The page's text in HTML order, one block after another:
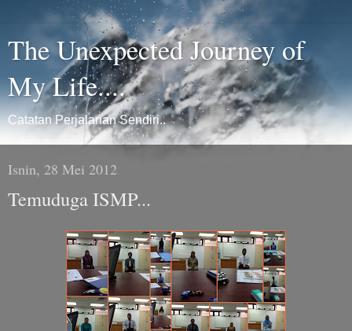
The Unexpected Journey of
My Life....
Catatan Perjalanan Sendiri..
Isnin, 28 Mei 2012
Temuduga ISMP...